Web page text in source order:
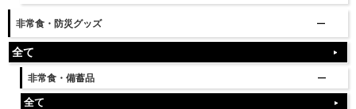
非常食・防災グッズ
全て
非常食・備蓄品
全て